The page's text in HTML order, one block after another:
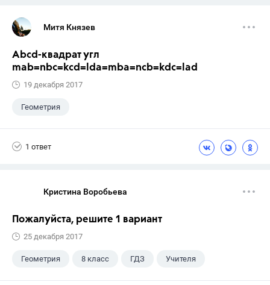
Митя Князев
Abcd-квадрат угл
mab=nbc=kcd=lda=mba=ncb=kdc=lad
19 декабря 2017
Геометрия
1 ответ
Кристина Воробьева
Пожалуйста, решите 1 вариант
25 декабря 2017
Геометрия 8 класс ГДЗ Учителя